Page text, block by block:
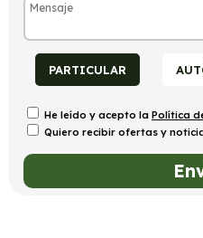
PARTICULAR
He leído y acepto la Política
Quiero recibir ofertas y